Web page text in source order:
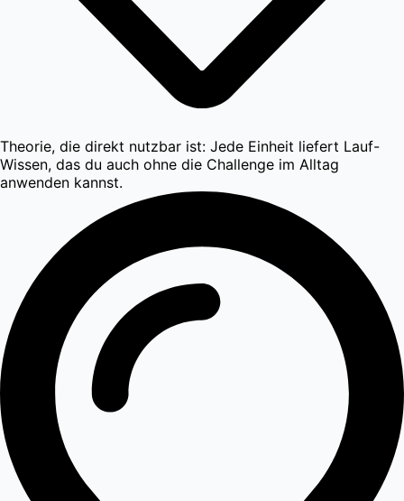
Theorie, die direkt nutzbar ist: Jede Einheit liefert Lauf-
Wissen, das du auch ohne die Challenge im Alltag
anwenden kannst.